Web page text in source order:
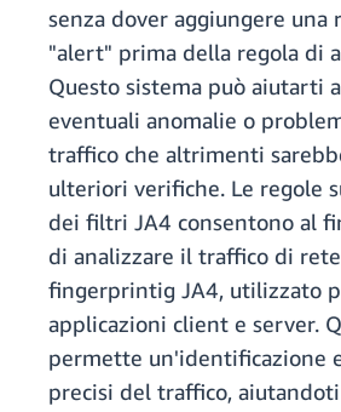
senza dover aggiungere una
"alert" prima della regola di
Questo sistema può aiutarti
eventuali anomalie o
traffico che altrimenti
ulteriori verifiche. Le regole
dei filtri JA4 consentono al
di analizzare il traffico di
fingerprintig JA4, utilizzato
applicazioni client e server.
permette un'identificazione
precisi del traffico,